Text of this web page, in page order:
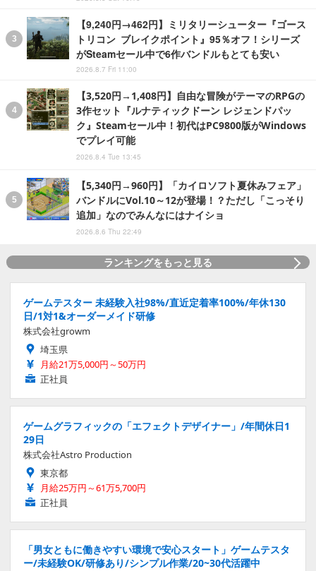
【9,240円→462円】ミリタリーシューター『ゴース
トリコン ブレイクポイント』95％オフ！シリーズ
がSteamセール中で6作バンドルもとても安い
2026.8.7 Fri 11:00
【3,520円→1,408円】自由な冒険がテーマのRPGの
3作セット『ルナティックドーン レジェンドパッ
ク』Steamセール中！初代はPC9800版がWindows
でプレイ可能
2026.8.4 Tue 13:45
【5,340円→960円】「カイロソフト夏休みフェア」
バンドルにVol.10～12が登場！？ただし「こっそり
追加」なのでみんなにはナイショ
2026.8.6 Thu 22:49
ランキングをもっと見る
ゲームテスター 未経験入社98%/直近定着率100%/年休130
日/1対1&オーダーメイド研修
株式会社growm
埼玉県
月給21万5,000円～50万円
正社員
ゲームグラフィックの「エフェクトデザイナー」/年間休日1
29日
株式会社Astro Production
東京都
月給25万円～61万5,700円
正社員
「男女ともに働きやすい環境で安心スタート」ゲームテスタ
ー/未経験OK/研修あり/シンプル作業/20~30代活躍中